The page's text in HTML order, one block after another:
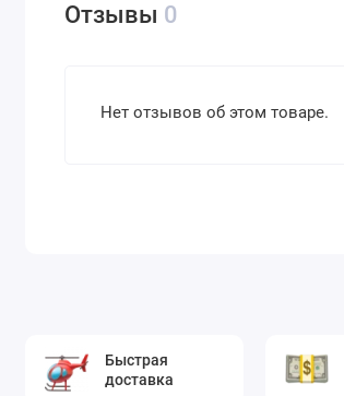
Отзывы 0
Нет отзывов об этом товаре.
Быстрая
доставка